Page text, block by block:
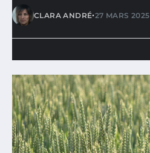
CLARA ANDRÉ•27 MARS 2025